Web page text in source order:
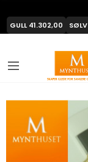
GULL41.302,00 SØLV